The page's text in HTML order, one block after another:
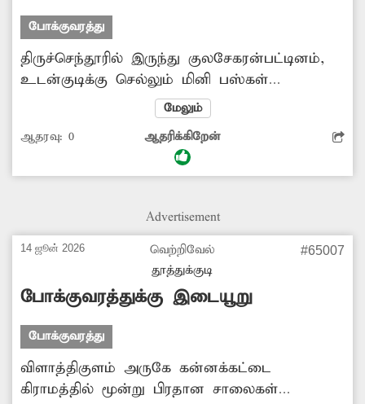
போக்குவரத்து
திருச்செந்தூரில் இருந்து குலசேகரன்பட்டினம்,
உடன்குடிக்கு செல்லும் மினி பஸ்கள்
கரம்பவிளை, தோப்பூருக்கு செல்லாமல் மெயின்
ரோட்டிலேயே சென்று விடுகின்றன. இதனால்
பொதுமக்கள், மாணவ-மாணவிகள்
சிரமப்படுகின்றனர். எனவே முன்பு போன்று
அதிகாரிகள் நடவடிக்கை மேற்கொள்ள
மேலும்
ஆதரவு: 0 ஆதரிக்கிறேன்
Advertisement
14 ஜூன் 2026
வெற்றிவேல்
தூத்துக்குடி
#65007
போக்குவரத்துக்கு இடையூறு
போக்குவரத்து
விளாத்திகுளம் அருகே கன்னக்கட்டை
கிராமத்தில் மூன்று பிரதான சாலைகள்